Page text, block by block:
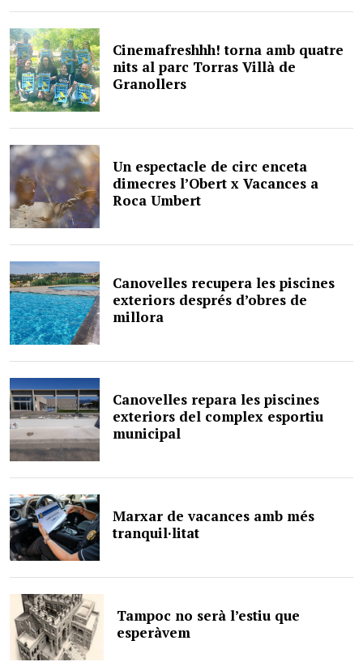
Cinemafreshhh! torna amb quatre
nits al parc Torras Villà de
Granollers
Un espectacle de circ enceta
dimecres l’Obert x Vacances a
Roca Umbert
Canovelles recupera les piscines
exteriors després d’obres de
millora
Canovelles repara les piscines
exteriors del complex esportiu
municipal
Marxar de vacances amb més
tranquil·litat
Tampoc no serà l’estiu que
esperàvem